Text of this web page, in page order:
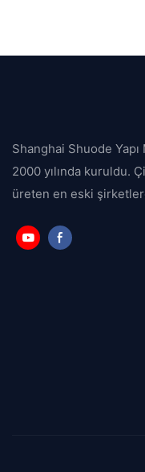
Shanghai Shuode
2000 yılında kuruldu.
üreten en eski